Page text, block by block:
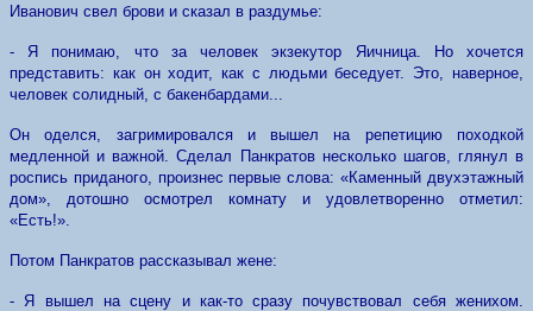
Иванович свел брови и сказал в раздумье:
- Я понимаю, что за человек экзекутор Яичница. Но хочется
представить: как он ходит, как с людьми беседует. Это, наверное,
человек солидный, с бакенбардами...
Он оделся, загримировался и вышел на репетицию походкой
медленной и важной. Сделал Панкратов несколько шагов, глянул в
роспись приданого, произнес первые слова: «Каменный двухэтажный
дом», дотошно осмотрел комнату и удовлетворенно отметил:
«Есть!».
Потом Панкратов рассказывал жене:
- Я вышел на сцену и как-то сразу почувствовал себя женихом.